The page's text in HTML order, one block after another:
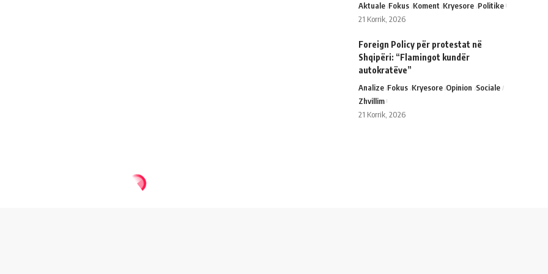
Aktuale Fokus Koment Kryesore Politike
21 Korrik, 2026
Foreign Policy për protestat në
Shqipëri: “Flamingot kundër
autokratëve”
Analize Fokus Kryesore Opinion Sociale
Zhvillim
21 Korrik, 2026